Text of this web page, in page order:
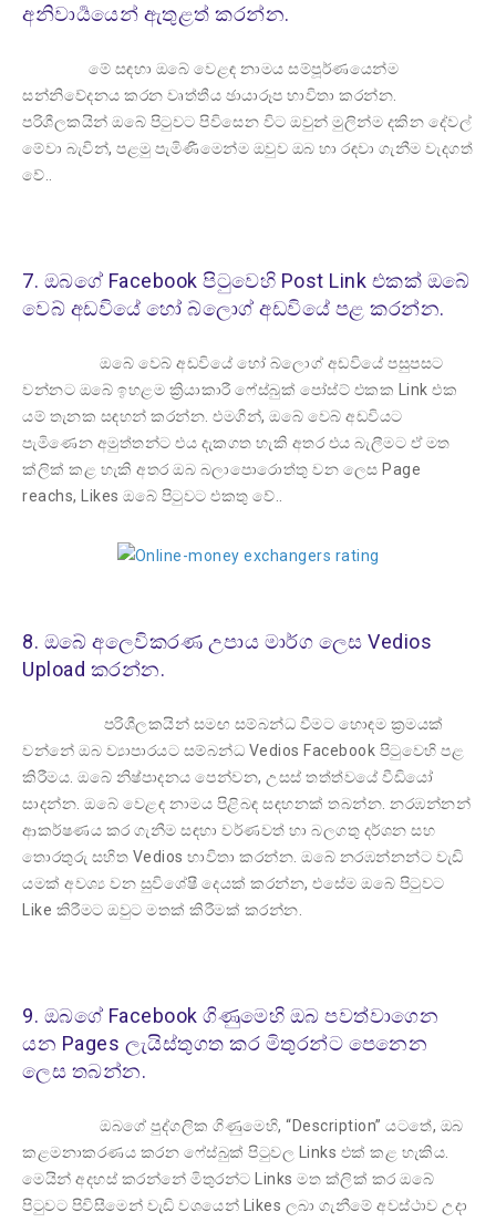
අනිවාර්‍යයෙන් ඇතුළත් කරන්න.
මේ සඳහා ඔබේ වෙළඳ නාමය සම්පූර්ණයෙන්ම
සන්නිවේදනය කරන වෘත්තීය ඡායාරූප භාවිතා කරන්න.
පරිශීලකයින් ඔබේ පිටුවට පිවිසෙන විට ඔවුන් මුලින්ම දකින දේවල්
මේවා බැවින්, පළමු පැමිණීමෙන්ම ඔවුව ඔබ හා රඳවා ගැනීම වැදගත්
වේ..
7. ඔබගේ Facebook පිටුවෙහි Post Link එකක් ඔබේ
වෙබ් අඩවියේ හෝ බ්ලොග් අඩවියේ පළ කරන්න.
ඔබේ වෙබ් අඩවියේ හෝ බ්ලොග් අඩවියේ පසුපසට
වන්නට ඔබේ ඉහළම ක්‍රියාකාරී ෆේස්බුක් පෝස්ට් එකක Link එක
යම් තැනක සඳහන් කරන්න. එමගින්, ඔබේ වෙබ් අඩවියට
පැමිණෙන අමුත්තන්ට එය දැකගත හැකි අතර එය බැලීමට ඒ මත
ක්ලික් කළ හැකි අතර ඔබ බලාපොරොත්තු වන ලෙස Page
reachs, Likes ඔබේ පිටුවට එකතු වේ..
8. ඔබේ අලෙවිකරණ උපාය මාර්ග ලෙස Vedios
Upload කරන්න.
පරිශීලකයින් සමඟ සම්බන්ධ වීමට හොඳම ක්‍රමයක්
වන්නේ ඔබ ව්‍යාපාරයට සම්බන්ධ Vedios Facebook පිටුවෙහි පළ
කිරීමය. ඔබේ නිෂ්පාදනය පෙන්වන, උසස් තත්ත්වයේ වීඩියෝ
සාදන්න. ඔබේ වෙළඳ නාමය පිළිබඳ සඳහනක් තබන්න. නරඹන්නන්
ආකර්ෂණය කර ගැනීම සඳහා වර්ණවත් හා බලගතු දර්ශන සහ
තොරතුරු සහිත Vedios භාවිතා කරන්න. ඔබේ නරඹන්නන්ට වැඩි
යමක් අවශ්‍ය වන සුවිශේෂී දෙයක් කරන්න, එසේම ඔබේ පිටුවට
Like කිරීමට ඔවුට මතක් කිරීමක් කරන්න.
9. ඔබගේ Facebook ගිණුමෙහි ඔබ පවත්වාගෙන
යන Pages ලැයිස්තුගත කර මිතුරන්ට පෙනෙන
ලෙස තබන්න.
ඔබගේ පුද්ගලික ගිණුමෙහි, “Description” යටතේ, ඔබ
කළමනාකරණය කරන ෆේස්බුක් පිටුවල Links එක් කළ හැකිය.
මෙයින් අදහස් කරන්නේ මිතුරන්ට Links මත ක්ලික් කර ඔබේ
පිටුවට පිවිසීමෙන් වැඩි වශයෙන් Likes ලබා ගැනීමේ අවස්ථාව උදා